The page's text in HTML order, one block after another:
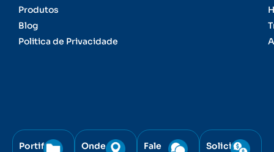
Produtos
Blog
Politica de Privacidade
Portifólio
Onde
Fale
Solicite